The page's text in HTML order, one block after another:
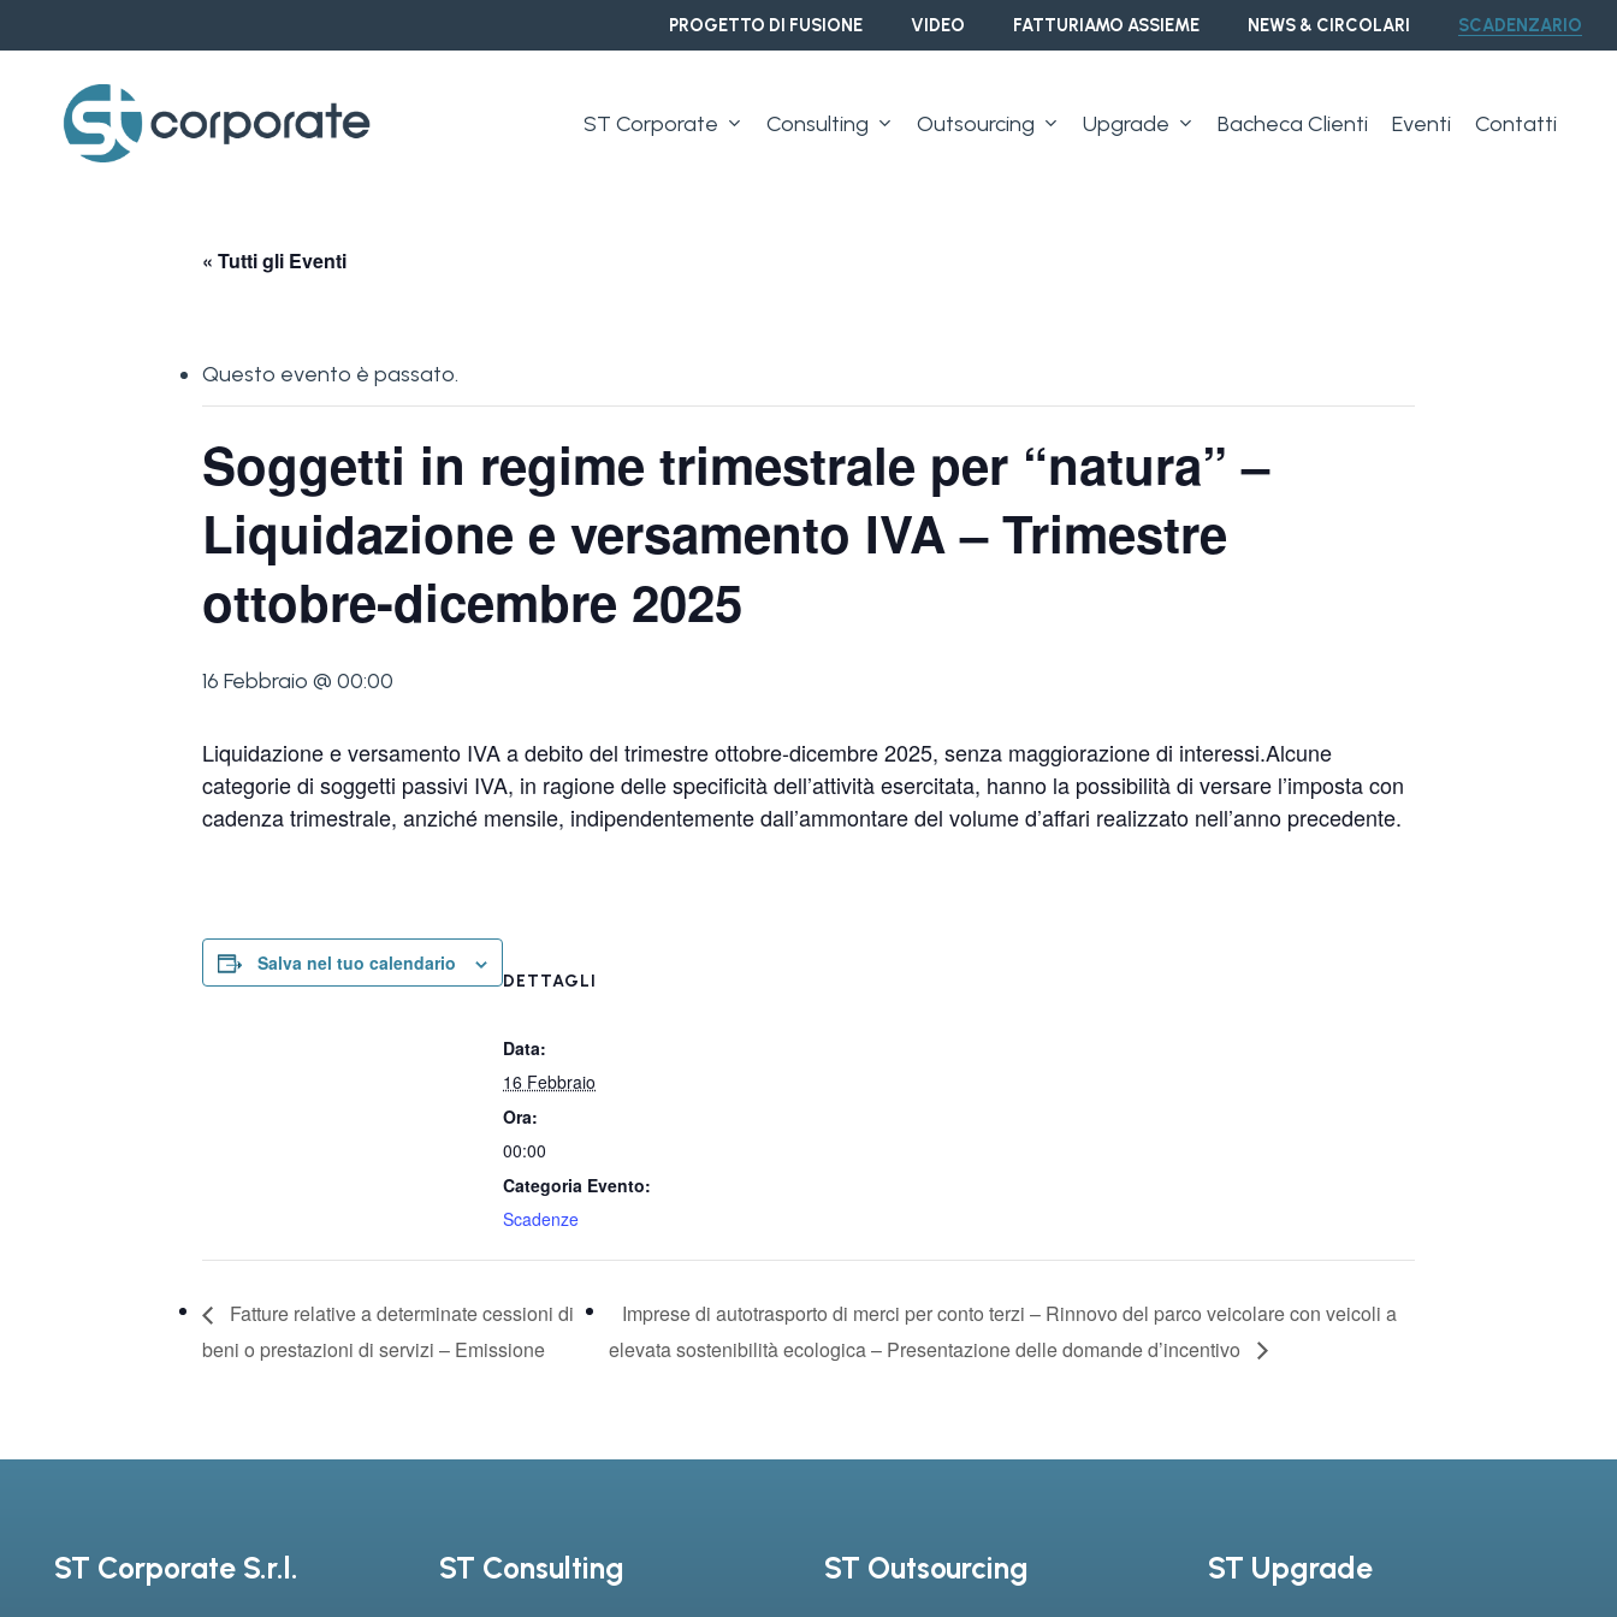
to
content
PROGETTO DI FUSIONE VIDEO FATTURIAMO ASSIEME NEWS & CIRCOLARI SCADENZARIO
ST Corporate Consulting Outsourcing Upgrade Bacheca Clienti Eventi Contatti
« Tutti gli Eventi
Questo evento è passato.
Soggetti in regime trimestrale per “natura” –
Liquidazione e versamento IVA – Trimestre
ottobre-dicembre 2025
16 Febbraio @ 00:00
Liquidazione e versamento IVA a debito del trimestre ottobre-dicembre 2025, senza maggiorazione di interessi.Alcune
categorie di soggetti passivi IVA, in ragione delle specificità dell’attività esercitata, hanno la possibilità di versare l’imposta con
cadenza trimestrale, anziché mensile, indipendentemente dall’ammontare del volume d’affari realizzato nell’anno precedente.
Salva nel tuo calendario
DETTAGLI
Data:
16 Febbraio
Ora:
00:00
Categoria Evento:
Scadenze
Fatture relative a determinate cessioni di
beni o prestazioni di servizi – Emissione
Imprese di autotrasporto di merci per conto terzi – Rinnovo del parco veicolare con veicoli a
elevata sostenibilità ecologica – Presentazione delle domande d’incentivo
ST Corporate S.r.l. ST Consulting ST Outsourcing ST Upgrade